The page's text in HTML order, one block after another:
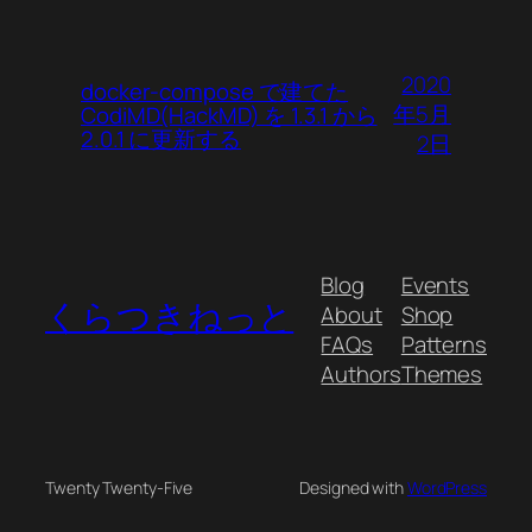
docker-compose で建てた
CodiMD(HackMD) を 1.3.1 から
2.0.1 に更新する
2020
年5月
2日
くらつきねっと
Blog
About
FAQs
Authors
Events
Shop
Patterns
Themes
Twenty Twenty-Five Designed withWordPress